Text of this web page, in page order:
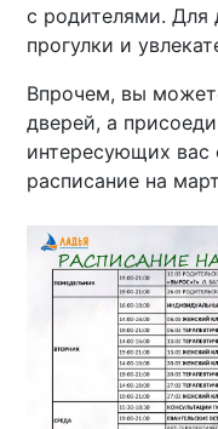
с родителями. Для
прогулки и
Впрочем, вы
дверей, а
интересующих вас
расписание на